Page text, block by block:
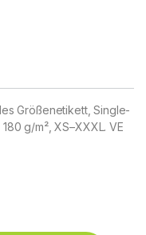
Größenetikett, Single-
g/m², XS–XXXL. VE